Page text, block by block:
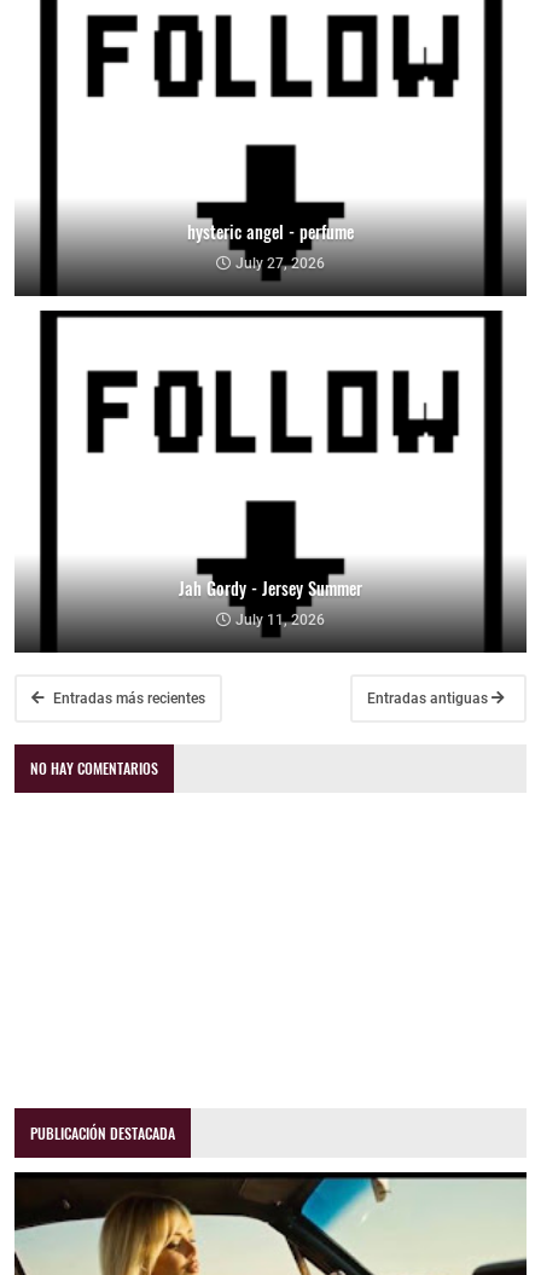
hysteric angel - perfume
July 27, 2026
Jah Gordy - Jersey Summer
July 11, 2026
Entradas más recientes Entradas antiguas
NO HAY COMENTARIOS
PUBLICACIÓN DESTACADA